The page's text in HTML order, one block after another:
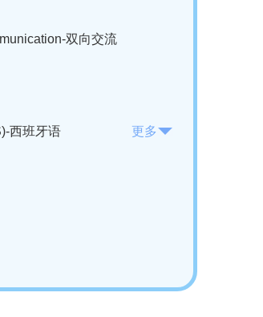
双向交流
西班牙语
更多